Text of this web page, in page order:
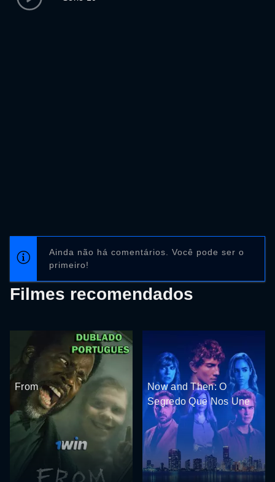
Ainda não há comentários. Você pode ser o
primeiro!
Filmes recomendados
From
Now and Then: O
Segredo Que Nos Une